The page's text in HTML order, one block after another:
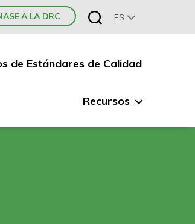
A LA DRC ES
de Estándares de Calidad
Recursos